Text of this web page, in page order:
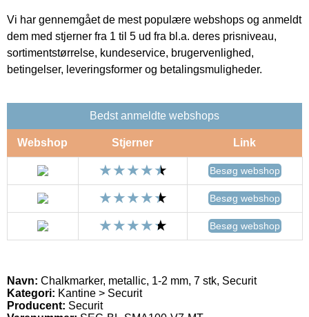
Vi har gennemgået de mest populære webshops og anmeldt
dem med stjerner fra 1 til 5 ud fra bl.a. deres prisniveau,
sortimentstørrelse, kundeservice, brugervenlighed,
betingelser, leveringsformer og betalingsmuligheder.
Bedst anmeldte webshops
Webshop Stjerner Link
Besøg webshop
Besøg webshop
Besøg webshop
Navn: Chalkmarker, metallic, 1-2 mm, 7 stk, Securit
Kategori: Kantine > Securit
Producent: Securit